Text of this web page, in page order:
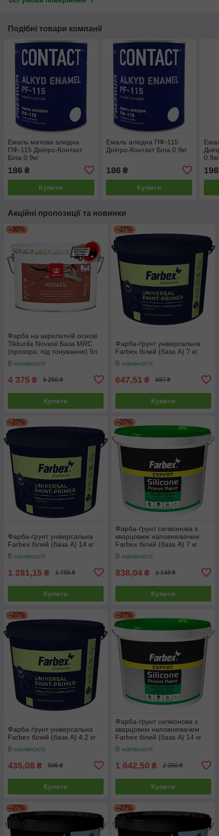
Подібні товари компанії
Емаль матова алкідна
ПФ-115 Дніпро-Контакт
Біла 0.9кг
186 ₴
Купити
Емаль алкідна ПФ-115
Дніпро-Контакт Біла 0.9кг
186 ₴
Купити
0.9кг
198
Акційні пропозиції та новинки
–30%
Фарба на акрилатній основі
Tikkurila Novasil База MRС
(прозора, під тонування) 9л
В наявності
4 375 ₴ 6 250 ₴
Купити
–27%
Фарба-ґрунт універсальна
Farbex білий (база А) 7 кг
В наявності
647,51 ₴ 887 ₴
Купити
–27%
Фарба-ґрунт універсальна
Farbex білий (база А) 14 кг
В наявності
1 281,15 ₴ 1 755 ₴
Купити
–27%
Фарба-ґрунт силіконова з
кварцовим наповнювачем
Farbex білий (база А) 7 кг
В наявності
838,04 ₴ 1 148 ₴
Купити
–27%
Фарба-ґрунт універсальна
Farbex білий (база А) 4.2 кг
В наявності
435,08 ₴ 596 ₴
Купити
–27%
Фарба-ґрунт силіконова з
кварцовим наповнювачем
Farbex білий (база А) 14 кг
В наявності
1 642,50 ₴ 2 250 ₴
Купити
–27% –27%